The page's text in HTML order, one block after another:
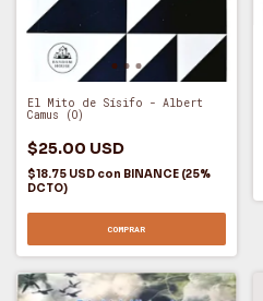
El Mito de Sísifo - Albert
Camus (O)
$25.00 USD
$18.75 USD con BINANCE (25%
DCTO)
COMPRAR